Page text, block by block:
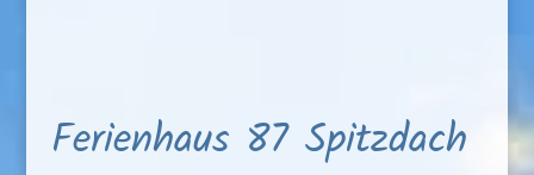
Ferienhaus 87 Spitzdach